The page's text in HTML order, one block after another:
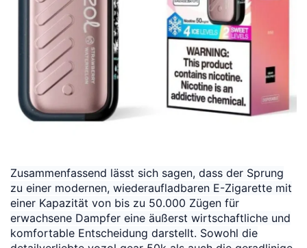
Zusammenfassend lässt sich sagen, dass der Sprung
zu einer modernen, wiederaufladbaren E-Zigarette mit
einer Kapazität von bis zu 50.000 Zügen für
erwachsene Dampfer eine äußerst wirtschaftliche und
komfortable Entscheidung darstellt. Sowohl die